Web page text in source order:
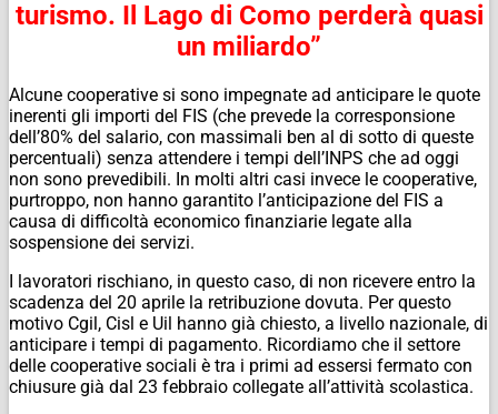
turismo. Il Lago di Como perderà quasi
un miliardo”
Alcune cooperative si sono impegnate ad anticipare le quote
inerenti gli importi del FIS (che prevede la corresponsione
dell’80% del salario, con massimali ben al di sotto di queste
percentuali) senza attendere i tempi dell’INPS che ad oggi
non sono prevedibili. In molti altri casi invece le cooperative,
purtroppo, non hanno garantito l’anticipazione del FIS a
causa di difficoltà economico finanziarie legate alla
sospensione dei servizi.
I lavoratori rischiano, in questo caso, di non ricevere entro la
scadenza del 20 aprile la retribuzione dovuta. Per questo
motivo Cgil, Cisl e Uil hanno già chiesto, a livello nazionale, di
anticipare i tempi di pagamento. Ricordiamo che il settore
delle cooperative sociali è tra i primi ad essersi fermato con
chiusure già dal 23 febbraio collegate all’attività scolastica.